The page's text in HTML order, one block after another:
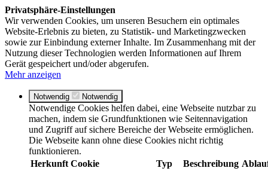
Privatsphäre-Einstellungen
Wir verwenden Cookies, um unseren Besuchern ein optimales
Website-Erlebnis zu bieten, zu Statistik- und Marketingzwecken
sowie zur Einbindung externer Inhalte. Im Zusammenhang mit der
Nutzung dieser Technologien werden Informationen auf Ihrem
Gerät gespeichert und/oder abgerufen.
Mehr anzeigen
Notwendig Notwendig
Notwendige Cookies helfen dabei, eine Webseite nutzbar zu
machen, indem sie Grundfunktionen wie Seitennavigation
und Zugriff auf sichere Bereiche der Webseite ermöglichen.
Die Webseite kann ohne diese Cookies nicht richtig
funktionieren.
Herkunft Cookie Typ Beschreibung